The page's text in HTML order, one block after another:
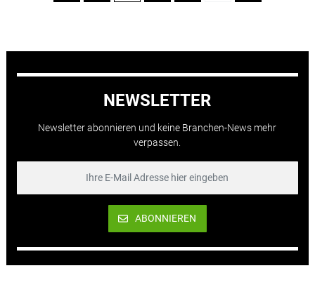
NEWSLETTER
Newsletter abonnieren und keine Branchen-News mehr
verpassen.
ABONNIEREN